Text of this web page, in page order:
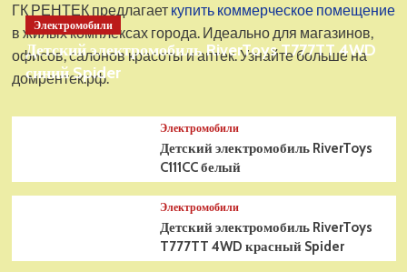
ГК РЕНТЕК предлагает купить коммерческое помещение
в жилых комплексах города. Идеально для магазинов,
офисов, салонов красоты и аптек. Узнайте больше на
домрентек.рф.
Электромобили
Детский электромобиль RiverToys T777TT 4WD
синий Spider
Электромобили
Детский электромобиль RiverToys
C111CC белый
Электромобили
Детский электромобиль RiverToys
T777TT 4WD красный Spider